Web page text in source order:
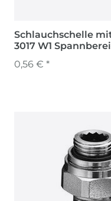
Schlauchschelle
3017 W1
0,56 € *